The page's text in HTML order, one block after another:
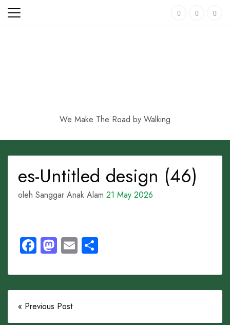
Skip
We Make The Road by Walking
es-Untitled design (46)
oleh Sanggar Anak Alam 21 May 2026
Facebook
Mastodon
Email
« Previous Post